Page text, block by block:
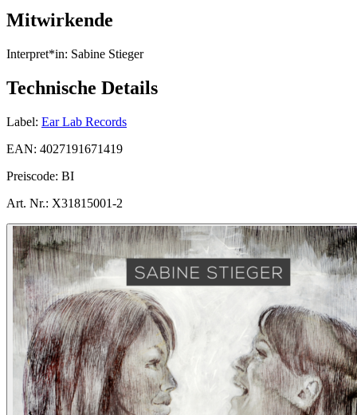
Mitwirkende
Interpret*in: Sabine Stieger
Technische Details
Label: Ear Lab Records
EAN: 4027191671419
Preiscode: BI
Art. Nr.: X31815001-2